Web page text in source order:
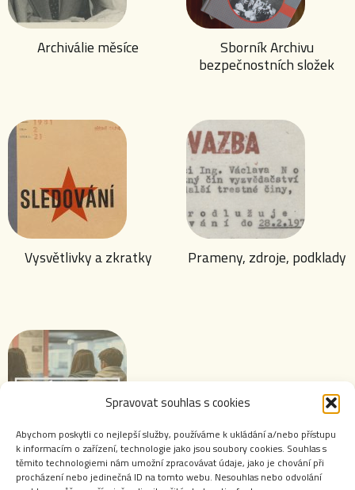
Spravovat souhlas s cookies
Abychom poskytli co nejlepší služby, používáme k ukládání a/nebo přístupu
k informacím o zařízení, technologie jako jsou soubory cookies. Souhlas s
těmito technologiemi nám umožní zpracovávat údaje, jako je chování při
procházení nebo jedinečná ID na tomto webu. Nesouhlas nebo odvolání
Archiválie měsíce
Sborník Archivu
bezpečnostních složek
Vysvětlivky a zkratky Prameny, zdroje, podklady
Výstavy ABS